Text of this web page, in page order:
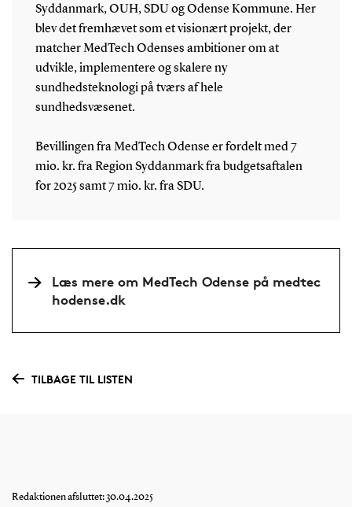
Syddanmark, OUH, SDU og Odense Kommune. Her
blev det fremhævet som et visionært projekt, der
matcher MedTech Odenses ambitioner om at
udvikle, implementere og skalere ny
sundhedsteknologi på tværs af hele
sundhedsvæsenet.
Bevillingen fra MedTech Odense er fordelt med 7
mio. kr. fra Region Syddanmark fra budgetsaftalen
for 2025 samt 7 mio. kr. fra SDU.
Læs mere om MedTech Odense på medtec
hodense.dk
TILBAGE TIL LISTEN
Redaktionen afsluttet: 30.04.2025